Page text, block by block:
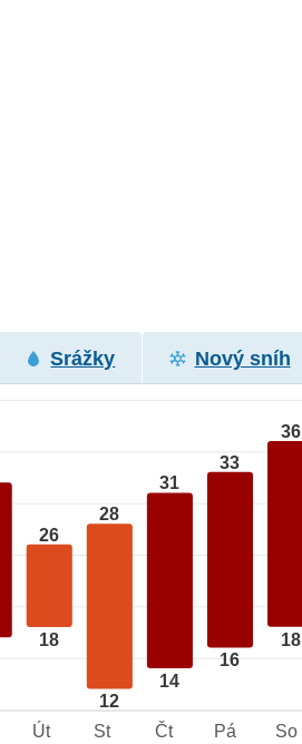
Srážky Nový sníh
26
18
28
12
31
14
33
16
36
18
Út St Čt Pá So